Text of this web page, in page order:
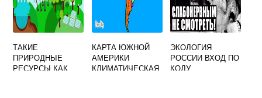
ТАКИЕ
ПРИРОДНЫЕ
РЕСУРСЫ КАК
КАРТА ЮЖНОЙ
АМЕРИКИ
КЛИМАТИЧЕСКАЯ
ЭКОЛОГИЯ
РОССИИ ВХОД ПО
КОДУ